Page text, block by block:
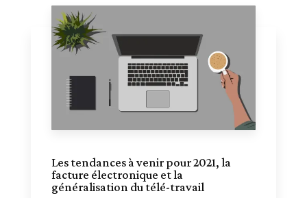
Les tendances à venir pour 2021, la
facture électronique et la
généralisation du télé-travail